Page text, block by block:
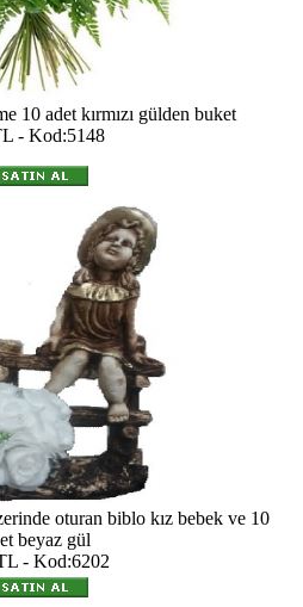
10 adet kırmızı gülden buket
- Kod:5148
oturan biblo kız bebek ve 10
beyaz gül
- Kod:6202